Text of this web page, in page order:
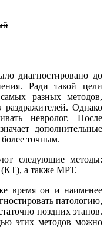
диагностировано до
Ради такой цели
разных методов,
Однако
невролог. После
дополнительные
более точным.
следующие методы:
а также МРТ.
время он и наименее
патологию,
поздних этапов.
этих методов можно